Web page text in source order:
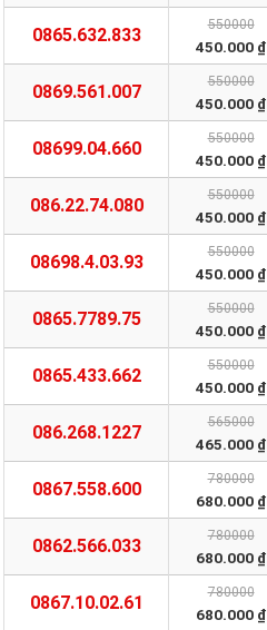
0865.632.833 550000
450.000 ₫
0869.561.007 550000
450.000 ₫
08699.04.660 550000
450.000 ₫
086.22.74.080 550000
450.000 ₫
08698.4.03.93 550000
450.000 ₫
0865.7789.75 550000
450.000 ₫
0865.433.662 550000
450.000 ₫
086.268.1227 565000
465.000 ₫
0867.558.600 780000
680.000 ₫
0862.566.033 780000
680.000 ₫
0867.10.02.61 780000
680.000 ₫